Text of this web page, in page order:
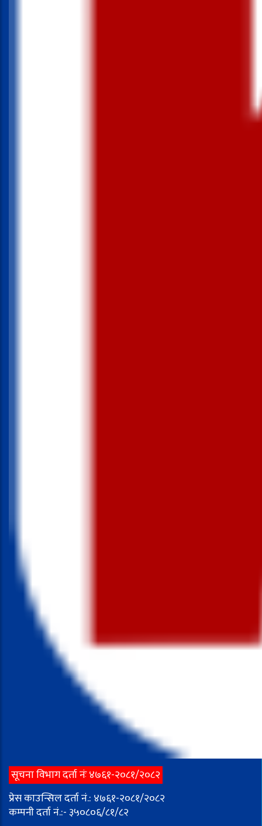
सूचना विभाग दर्ता नंः ४७६१-२०८१/२०८२
प्रेस काउन्सिल दर्ता नं.: ४७६१-२०८१/२०८२
कम्पनी दर्ता नं.:- ३५०८०६/८१/८२